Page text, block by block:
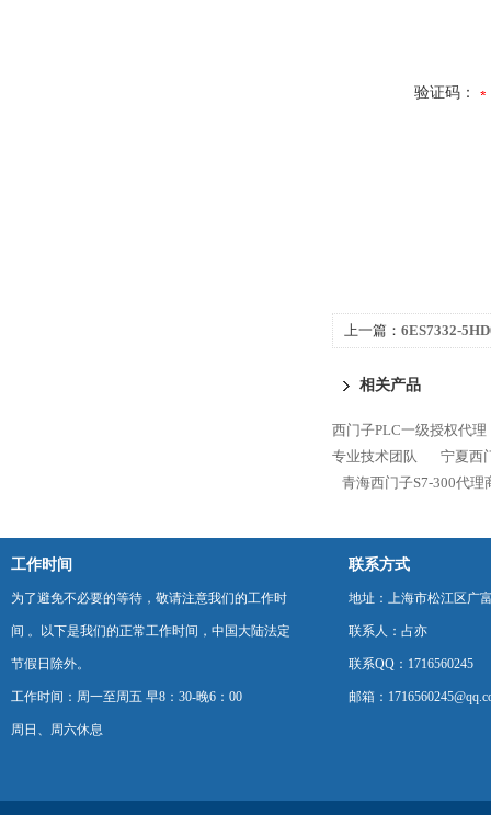
验证码：
上一篇： 6ES7332-
相关产品
西门子PLC一级授权代理
专业技术团队
宁夏西
青海西门子S7-300代理
工作时间
为了避免不必要的等待，敬请注意我们的工作时
间 。以下是我们的正常工作时间，中国大陆法定
节假日除外。
工作时间：周一至周五 早8：30-晚6：00
周日、周六休息
联系方式
地址：上海市松江区广
联系人：占亦
联系QQ：1716560245
邮箱：